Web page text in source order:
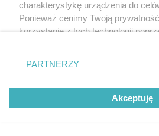
charakterystykę urządzenia do
Ponieważ cenimy Twoją
korzystanie z tych technologii
zmienić/wycofać klikając przycisk
znajdujący się w lewym dolnym
rodzaje przetwarzania danych nie
użytkownika, ale masz prawo
przetwarzaniu. Preferencje będą
PARTNERZY
Akceptuję